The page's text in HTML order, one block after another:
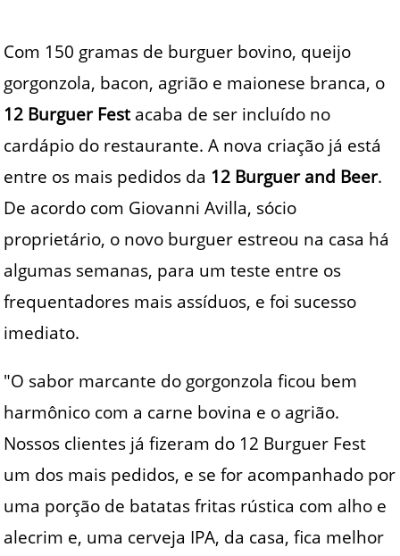
Com 150 gramas de burguer bovino, queijo
gorgonzola, bacon, agrião e maionese branca, o
12 Burguer Fest acaba de ser incluído no
cardápio do restaurante. A nova criação já está
entre os mais pedidos da 12 Burguer and Beer.
De acordo com Giovanni Avilla, sócio
proprietário, o novo burguer estreou na casa há
algumas semanas, para um teste entre os
frequentadores mais assíduos, e foi sucesso
imediato.
"O sabor marcante do gorgonzola ficou bem
harmônico com a carne bovina e o agrião.
Nossos clientes já fizeram do 12 Burguer Fest
um dos mais pedidos, e se for acompanhado por
uma porção de batatas fritas rústica com alho e
alecrim e, uma cerveja IPA, da casa, fica melhor